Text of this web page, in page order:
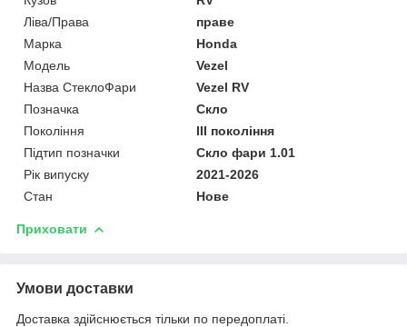
Ліва/Права
праве
Марка
Honda
Мoдель
Vezel
Назва СтеклоФари
Vezel RV
Позначка
Скло
Покоління
III покоління
Підтип позначки
Скло фари 1.01
Рік випуску
2021-2026
Стан
Нове
Приховати
Умови доставки
Доставка здійснюється тільки по передоплаті.